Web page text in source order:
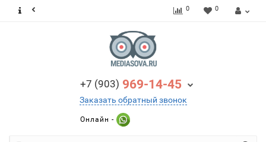
0 0
+7 (903) 969-14-45
Заказать обратный звонок
Онлайн -